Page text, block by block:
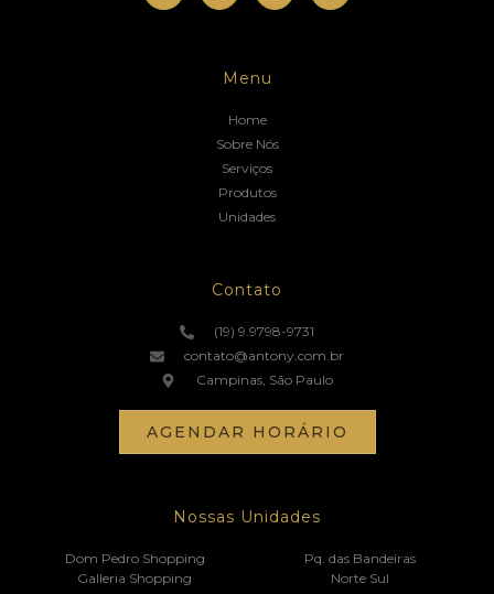
Menu
Home
Sobre Nós
Serviços
Produtos
Unidades
Contato
(19) 9.9798-9731
contato@antony.com.br
Campinas, São Paulo
AGENDAR HORÁRIO
Nossas Unidades
Dom Pedro Shopping
Galleria Shopping
Pq. das Bandeiras
Norte Sul